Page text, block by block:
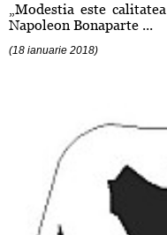
„Modestia este
Napoleon Bonaparte ...
(18 ianuarie 2018)